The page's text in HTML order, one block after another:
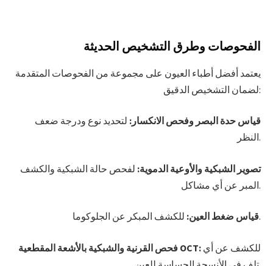
الفحوصات وطرق التشخيص الحديثة
يعتمد أفضل أطباء العيون على مجموعة من الفحوصات المتقدمة
لضمان التشخيص الدقيق:
قياس حدة البصر وفحص الانكسار: لتحديد نوع ودرجة ضعف
النظر.
تصوير الشبكية والأوعية الدموية: لفحص حالة الشبكية والكشف
المبر عن أي مشاكل.
قياس ضغط العين:للكشف المبكر عن الجلوكوما.
فحص القرنية والشبكية بالأشعة المقطعية OCT: